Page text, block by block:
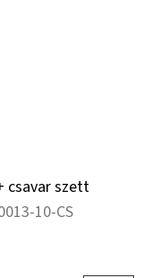
csavar szett
10-CS